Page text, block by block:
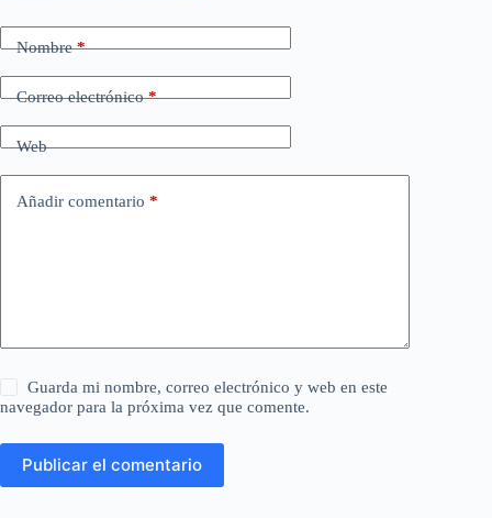
Nombre*
Correo electrónico*
Web
Añadir comentario *
Guarda mi nombre, correo electrónico y web en este
navegador para la próxima vez que comente.
Publicar el comentario